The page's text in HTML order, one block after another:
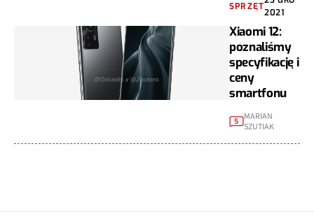
SPRZĘT
2021
Xiaomi 12:
poznaliśmy
specyfikację i
ceny
smartfonu
5 MARIAN
SZUTIAK